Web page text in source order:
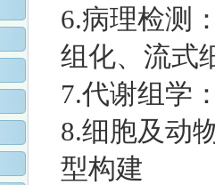
6.病理检测
组化、流式
7.代谢组学
8.细胞及动
型构建